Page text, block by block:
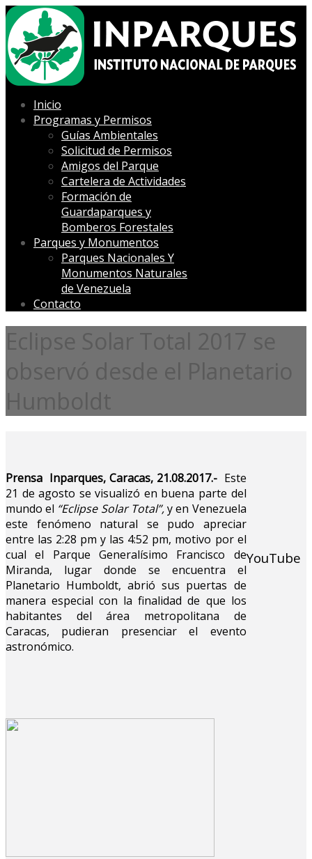
Inicio
Programas y Permisos
Guías Ambientales
Solicitud de Permisos
Amigos del Parque
Cartelera de Actividades
Formación de
Guardaparques y
Bomberos Forestales
Parques y Monumentos
Parques Nacionales Y
Monumentos Naturales
de Venezuela
Contacto
Eclipse Solar Total 2017 se
observó desde el Planetario
Humboldt
Prensa Inparques, Caracas, 21.08.2017.- Este
21 de agosto se visualizó en buena parte del
mundo el “Eclipse Solar Total”,y en Venezuela
este fenómeno natural se pudo apreciar
entre las 2:28 pm y las 4:52 pm, motivo por el
cual el Parque Generalísimo Francisco de
Miranda, lugar donde se encuentra el
Planetario Humboldt, abrió sus puertas de
manera especial con la finalidad de que los
habitantes del área metropolitana de
Caracas, pudieran presenciar el evento
astronómico.
YouTube